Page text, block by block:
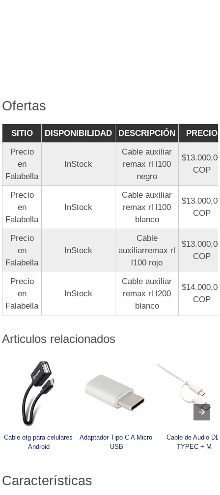
Ofertas
SITIO DISPONIBILIDAD DESCRIPCIÓN
PRECIO
Precio
en
Falabella
InStock
Cable auxiliar
remax rl l100
negro
COP
Precio
en
Falabella
InStock
Cable auxiliar
remax rl l100
blanco
COP
Precio
en
Falabella
InStock
Cable
auxiliarremax rl
l100 rojo
COP
Precio
en
Falabella
InStock
Cable auxiliar
remax rl l200
blanco
COP
Articulos relacionados
Cable otg para celulares
Android
Adaptador Tipo C A Micro
USB
Cable de Audio
TYPEC + M
Características